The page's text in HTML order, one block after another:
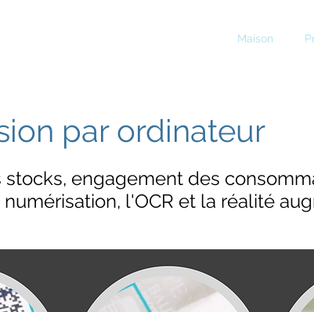
Maison
par ordinateur
stocks, engagement des
l'OCR et la réalité